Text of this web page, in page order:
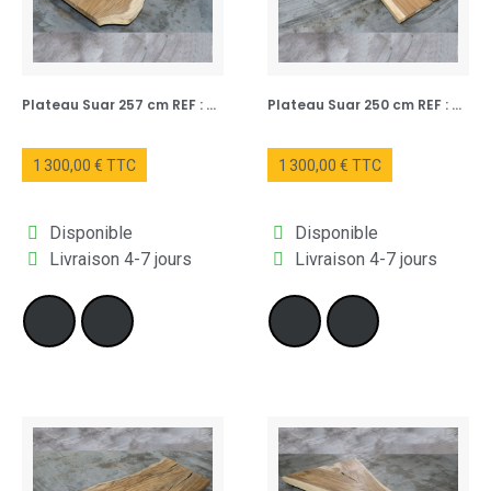
🌍 Inspiration régionale – Un design qui
s’adapte à toutes les ambiances
lounge et les lofts au style industriel chic.
Marseille, elle évoque la nature brute, entre mer et soleil,
Plateau Suar 257 cm REF : NUM154-257
1 300,00 € TTC
Disponible
Livraison 4-7 jours
Plateau Suar 250 cm REF : NUM132-250
1 300,00 € TTC
Disponible
Livraison 4-7 jours